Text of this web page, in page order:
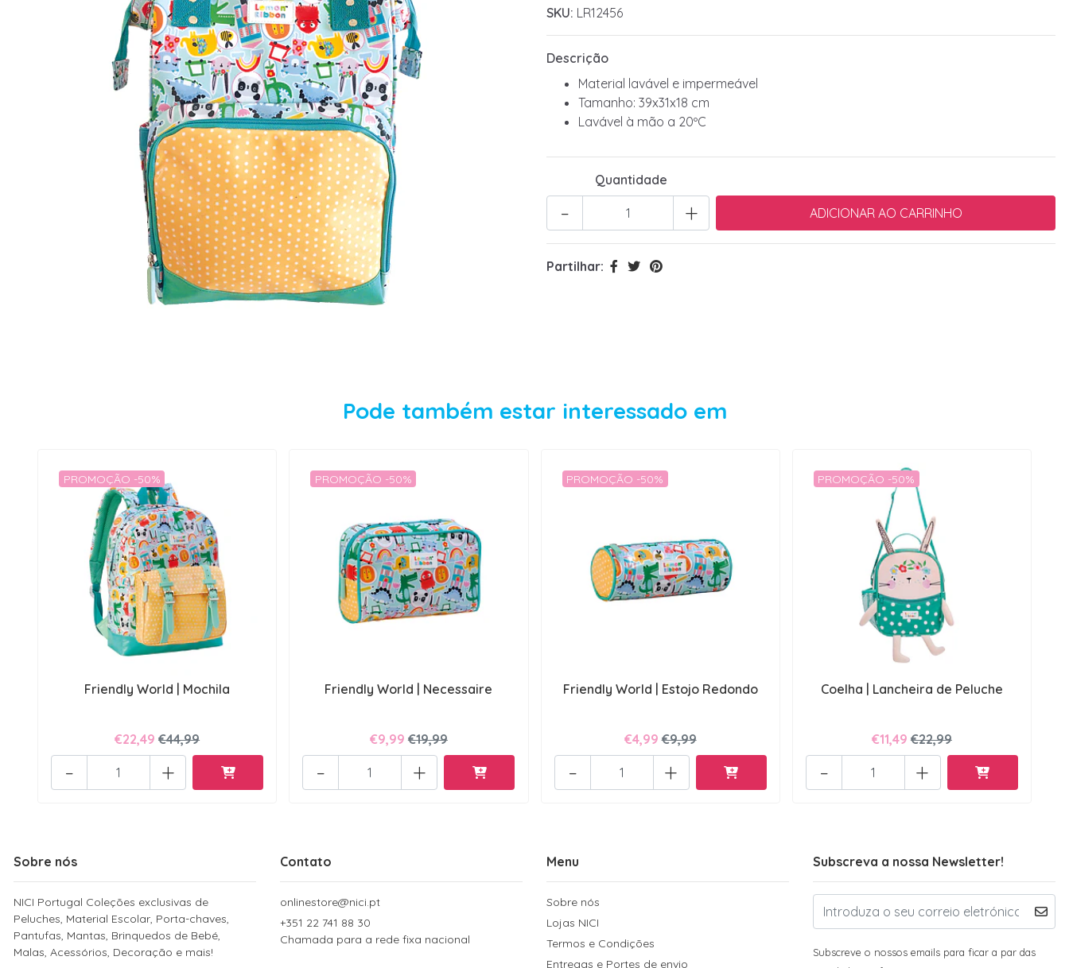
SKU: LR12456
Descrição
Material lavável e impermeável
Tamanho: 39x31x18 cm
Lavável à mão a 20ºC
Quantidade
+
-
Partilhar:
Pode também estar interessado em
PROMOÇÃO -50%
Friendly World | Mochila
€22,49 €44,99
+
-
PROMOÇÃO -50%
Friendly World | Necessaire
€9,99 €19,99
+
-
PROMOÇÃO -50%
Friendly World | Estojo Redondo
€4,99 €9,99
+
-
PROMOÇÃO -50%
Coelha | Lancheira de Peluche
€11,49 €22,99
+
-
Sobre nós
NICI Portugal Coleções exclusivas de
Peluches, Material Escolar, Porta-chaves,
Pantufas, Mantas, Brinquedos de Bebé,
Malas, Acessórios, Decoração e mais!
Contato
onlinestore@nici.pt
+351 22 741 88 30
Chamada para a rede fixa nacional
Menu
Sobre nós
Lojas NICI
Termos e Condições
Entregas e Portes de envio
Subscreva a nossa Newsletter!
Subscreve o nossos emails para ficar a par das